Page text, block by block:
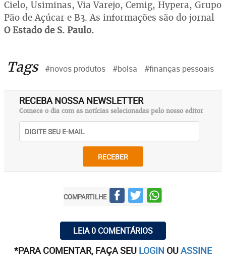
Cielo, Usiminas, Via Varejo, Cemig, Hypera, Grupo
Pão de Açúcar e B3. As informações são do jornal
O Estado de S. Paulo.
Tags #novos produtos #bolsa #finanças pessoais
RECEBA NOSSA NEWSLETTER
Comece o dia com as notícias selecionadas pelo nosso editor
RECEBER
COMPARTILHE
LEIA 0 COMENTÁRIOS
*PARA COMENTAR, FAÇA SEU LOGIN OUASSINE